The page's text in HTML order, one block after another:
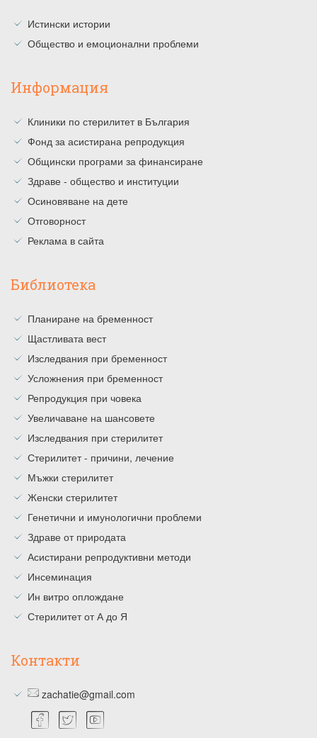
Истински истории
Общество и емоционални проблеми
Информация
Клиники по стерилитет в България
Фонд за асистирана репродукция
Общински програми за финансиране
Здраве - общество и институции
Осиновяване на дете
Отговорност
Реклама в сайта
Библиотека
Планиране на бременност
Щастливата вест
Изследвания при бременност
Усложнения при бременност
Репродукция при човека
Увеличаване на шансовете
Изследвания при стерилитет
Стерилитет - причини, лечение
Мъжки стерилитет
Женски стерилитет
Генетични и имунологични проблеми
Здраве от природата
Асистирани репродуктивни методи
Инсеминация
Ин витро оплождане
Стерилитет от А до Я
Контакти
zachatie@gmail.com